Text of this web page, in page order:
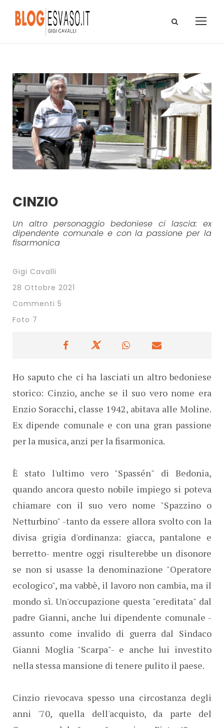
CINZIO
Un altro personaggio bedoniese ci lascia: ex
dipendente comunale e con la passione per la
fisarmonica
Gigi Cavalli
28 Ottobre 2021
Commenti 5
Foto 7
Ho saputo che ci ha lasciati un altro bedoniese
storico: Cinzio, anche se il suo vero nome era
Enzio Soracchi, classe 1942, abitava alle Moline.
Ex dipende comunale e con una gran passione
per la musica, anzi per la fisarmonica.
È stato l'ultimo vero "Spassén" di Bedonia,
quando ancora questo nobile impiego si poteva
chiamare con il suo vero nome "Spazzino o
Netturbino" -tanto da essere allora svolto con la
divisa grigia d'ordinanza: giacca, pantalone e
berretto- mentre oggi risulterebbe un disonore
se non si usasse la denominazione "Operatore
ecologico", ma vabbè, il lavoro non cambia, ma il
mondo sì. Un'occupazione questa "ereditata" dal
padre Gianni, anche lui dipendente comunale -
assunto come invalido di guerra dal Sindaco
Gianni Moglia "Scarpa"- e anche lui investito
nella stessa mansione di tenere pulito il paese.
Cinzio rievocava spesso una circostanza degli
anni '70, quella dell'acquisto, da parte del